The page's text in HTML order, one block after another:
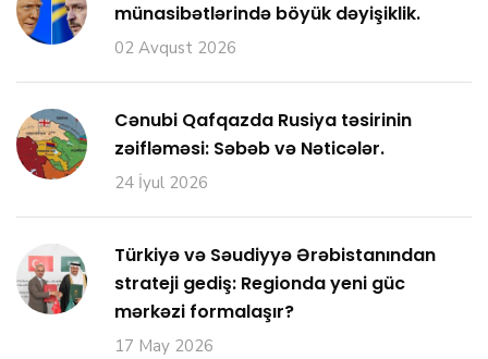
münasibətlərində böyük dəyişiklik.
02 Avqust 2026
Cənubi Qafqazda Rusiya təsirinin
zəifləməsi: Səbəb və Nəticələr.
24 İyul 2026
Türkiyə və Səudiyyə Ərəbistanından
strateji gediş: Regionda yeni güc
mərkəzi formalaşır?
17 May 2026